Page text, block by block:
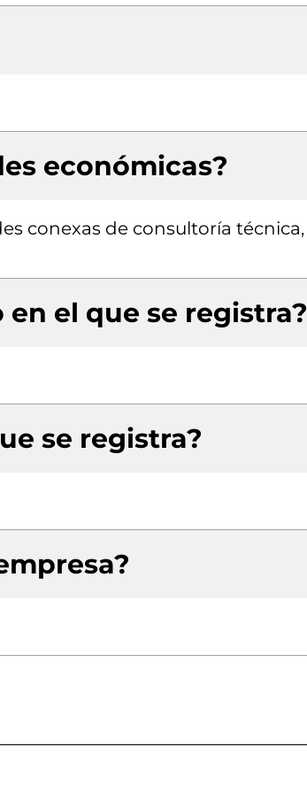
económicas?
conexas de consultoría técnica,
el que se registra?
se registra?